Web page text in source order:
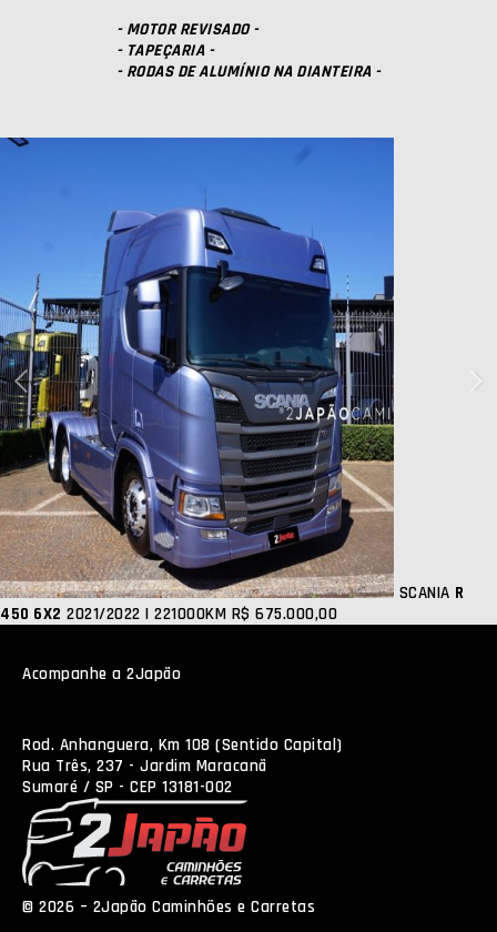
- MOTOR REVISADO -
- TAPEÇARIA -
- RODAS DE ALUMÍNIO NA DIANTEIRA -
SCANIA R
450 6X2 2021/2022 | 221000KM R$ 675.000,00
Acompanhe a 2Japão
Rod. Anhanguera, Km 108 (Sentido Capital)
Rua Três, 237 - Jardim Maracanã
Sumaré / SP - CEP 13181-002
© 2026 – 2Japão Caminhões e Carretas